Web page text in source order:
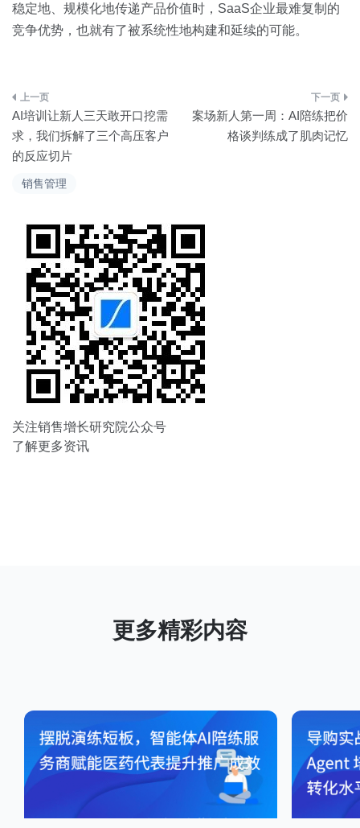
销售管理
稳定地、规模化地传递产品价值时，SaaS企业最难复制的
竞争优势，也就有了被系统性地构建和延续的可能。
文
章
导
AI培训让新人三天敢开口挖需
求，我们拆解了三个高压客户
的反应切片
案场新人第一周：AI陪练把价
格谈判练成了肌肉记忆
关注销售增长研究院公众号
了解更多资讯